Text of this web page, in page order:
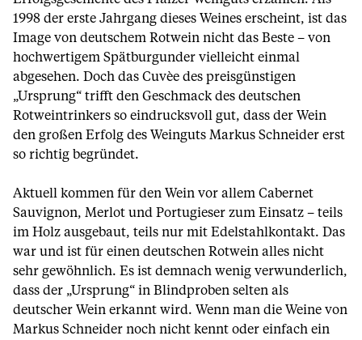
1998 der erste Jahrgang dieses Weines erscheint, ist das
Image von deutschem Rotwein nicht das Beste – von
hochwertigem Spätburgunder vielleicht einmal
abgesehen. Doch das Cuvèe des preisgünstigen
„Ursprung“ trifft den Geschmack des deutschen
Rotweintrinkers so eindrucksvoll gut, dass der Wein
den großen Erfolg des Weinguts Markus Schneider erst
so richtig begründet.
Aktuell kommen für den Wein vor allem Cabernet
Sauvignon, Merlot und Portugieser zum Einsatz – teils
im Holz ausgebaut, teils nur mit Edelstahlkontakt. Das
war und ist für einen deutschen Rotwein alles nicht
sehr gewöhnlich. Es ist demnach wenig verwunderlich,
dass der „Ursprung“ in Blindproben selten als
deutscher Wein erkannt wird. Wenn man die Weine von
Markus Schneider noch nicht kennt oder einfach ein